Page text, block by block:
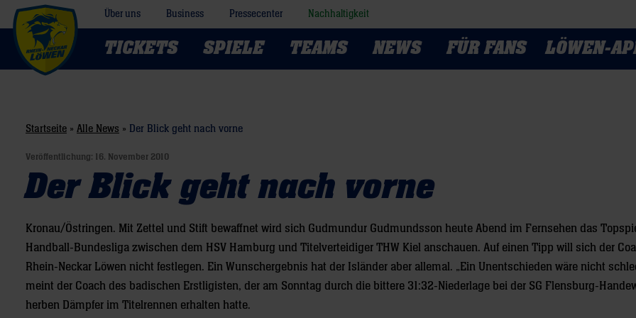
Über uns Business Pressecenter Nachhaltigkeit
TICKETS SPIELE TEAMS NEWS FÜR FANS LÖWEN-
Startseite » Alle News » Der Blick geht nach vorne
Veröffentlichung: 16. November 2010
Der Blick geht nach vorne
Kronau/Östringen. Mit Zettel und Stift bewaffnet wird sich Gudmundur Gudmundsson heute Abend im Fernsehen das
Handball-Bundesliga zwischen dem HSV Hamburg und Titelverteidiger THW Kiel anschauen. Auf einen Tipp will sich der
Rhein-Neckar Löwen nicht festlegen. Ein Wunschergebnis hat der Isländer aber allemal. „Ein Unentschieden wäre nicht
meint der Coach des badischen Erstligisten, der am Sonntag durch die bittere 31:32-Niederlage bei der SG Flensburg-
herben Dämpfer im Titelrennen erhalten hatte.